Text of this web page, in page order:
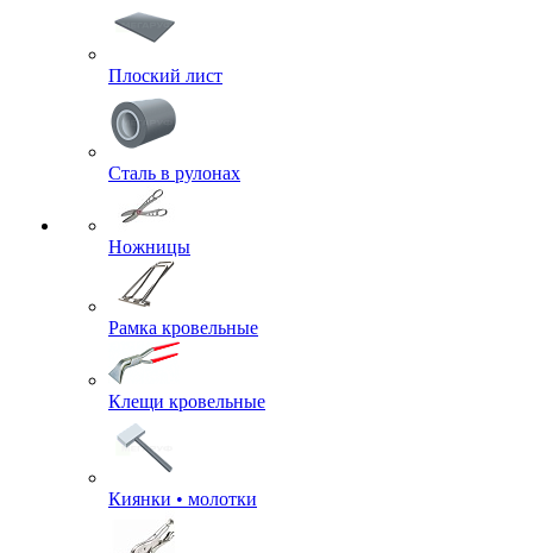
Плоский лист
Сталь в рулонах
Ножницы
Рамка кровельные
Клещи кровельные
Киянки • молотки